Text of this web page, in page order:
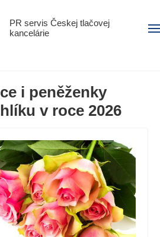
PR servis Českej tlačovej
kancelárie
i peněženky
v roce 2026